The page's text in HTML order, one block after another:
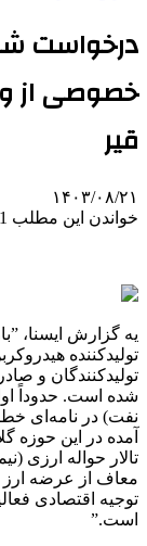
درخواست
خصوصی از
قیر
۱۴۰۳/۰۸/۲۱
خواندن این مطلب 1 دقیقه زمان میبرد
یه گزارش ایسنا،
تولیدکننده
تولیدکنندگان و
شده است. حدوداً
نفت) در نامه‌ای
آمده در این حوزه
تالار حواله ارزی
معاف از عرضه‌ ارز
توجیه اقتصادی
است.”